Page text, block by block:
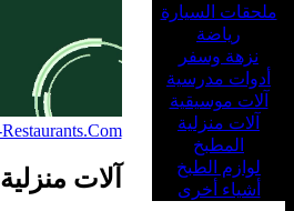
ملحقات السيارة
رياضة
نزهة وسفر
أدوات مدرسية
آلات موسيقية
آلات منزلية
المطبخ
لوازم الطبخ
أشياء أخرى
آلات منزلية